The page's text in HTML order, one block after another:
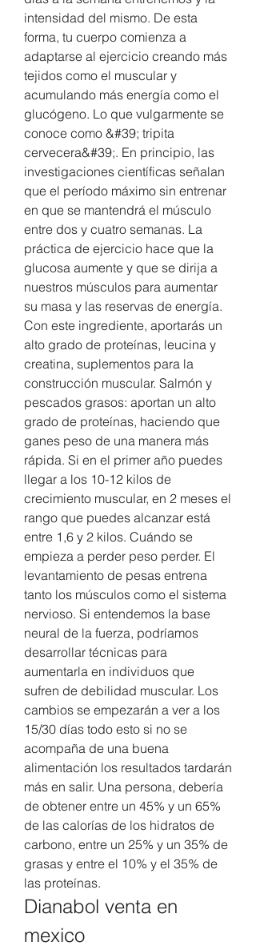
intensidad del mismo. De esta
forma, tu cuerpo comienza a
adaptarse al ejercicio creando más
tejidos como el muscular y
acumulando más energía como el
glucógeno. Lo que vulgarmente se
conoce como &#39; tripita
cervecera&#39;. En principio, las
investigaciones científicas señalan
que el período máximo sin entrenar
en que se mantendrá el músculo
entre dos y cuatro semanas. La
práctica de ejercicio hace que la
glucosa aumente y que se dirija a
nuestros músculos para aumentar
su masa y las reservas de energía.
Con este ingrediente, aportarás un
alto grado de proteínas, leucina y
creatina, suplementos para la
construcción muscular. Salmón y
pescados grasos: aportan un alto
grado de proteínas, haciendo que
ganes peso de una manera más
rápida. Si en el primer año puedes
llegar a los 10-12 kilos de
crecimiento muscular, en 2 meses el
rango que puedes alcanzar está
entre 1,6 y 2 kilos. Cuándo se
empieza a perder peso perder. El
levantamiento de pesas entrena
tanto los músculos como el sistema
nervioso. Si entendemos la base
neural de la fuerza, podríamos
desarrollar técnicas para
aumentarla en individuos que
sufren de debilidad muscular. Los
cambios se empezarán a ver a los
15/30 días todo esto si no se
acompaña de una buena
alimentación los resultados tardarán
más en salir. Una persona, debería
de obtener entre un 45% y un 65%
de las calorías de los hidratos de
carbono, entre un 25% y un 35% de
grasas y entre el 10% y el 35% de
las proteínas.
Dianabol venta en
mexico